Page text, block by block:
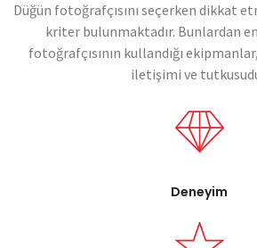
Düğün fotoğrafçısını seçerken dikkat
kriter bulunmaktadır. Bunlardan
fotoğrafçısının kullandığı
iletişimi ve
Deneyim